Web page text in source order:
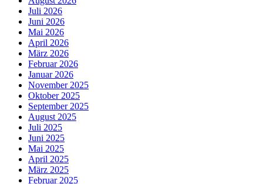
Juli 2026
Juni 2026
Mai 2026
April 2026
März 2026
Februar 2026
Januar 2026
November 2025
Oktober 2025
September 2025
August 2025
Juli 2025
Juni 2025
Mai 2025
April 2025
März 2025
Februar 2025